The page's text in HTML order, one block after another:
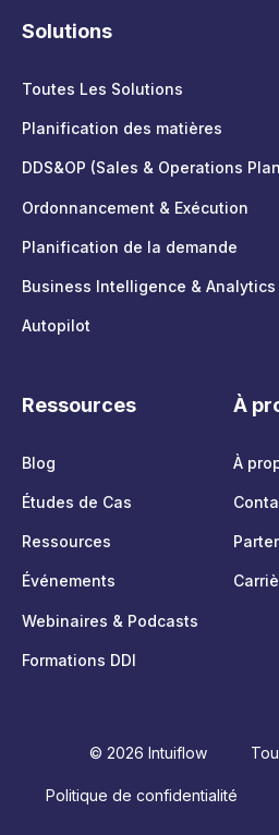
Solutions
Toutes Les Solutions
Planification des matières
DDS&OP (Sales & Operations
Ordonnancement & Exécution
Planification de la demande
Business Intelligence & Analytics
Autopilot
Ressources
Blog
Études de Cas
Ressources
Événements
Webinaires & Podcasts
Formations DDI
À
À
© 2026 Intuiflow
Politique de confidentialité